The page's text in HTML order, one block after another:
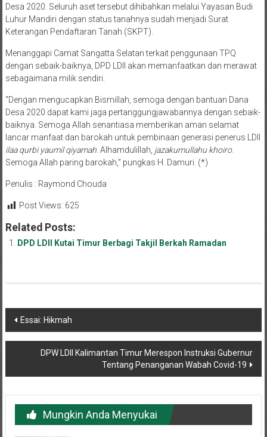
Desa 2020. Seluruh aset tersebut dihibahkan melalui Yayasan Budi
Luhur Mandiri dengan status tanahnya sudah menjadi Surat
Keterangan Pendaftaran Tanah (SKPT).
Menanggapi Camat Sangatta Selatan terkait penggunaan TPQ
dengan sebaik-baiknya, DPD LDII akan memanfaatkan dan merawat
sebagaimana milik sendiri.
“Dengan mengucapkan Bismillah, semoga dengan bantuan Dana
Desa 2020 dapat kami jaga pertanggungjawabannya dengan sebaik-
baiknya. Semoga Allah senantiasa memberikan aman selamat
lancar manfaat dan barokah untuk pembinaan generasi penerus LDII
ilaa qurbi yaumil qiyamah. Alhamdulillah, jazakumullahu khoiro.
Semoga Allah paring barokah,” pungkas H. Damuri. (*)
Penulis : Raymond Chouda
Post Views: 625
Related Posts:
DPD LDII Kutai Timur Berbagi Takjil Berkah Ramadan
Navigasi
pos
Essai: Hikmah
DPW LDII Kalimantan Timur Merespon Instruksi Gubernur
Tentang Penanganan Wabah Covid-19
Mungkin Anda Menyukai